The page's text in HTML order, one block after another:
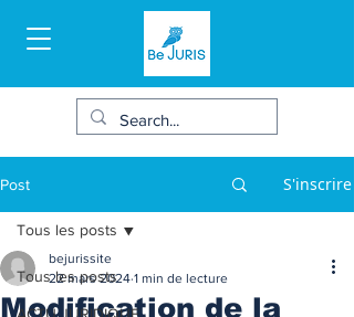
Post S'inscrire
Tous les posts
Tous les posts
Modification de la
bejurissite
22 mars 2024 1 min de lecture